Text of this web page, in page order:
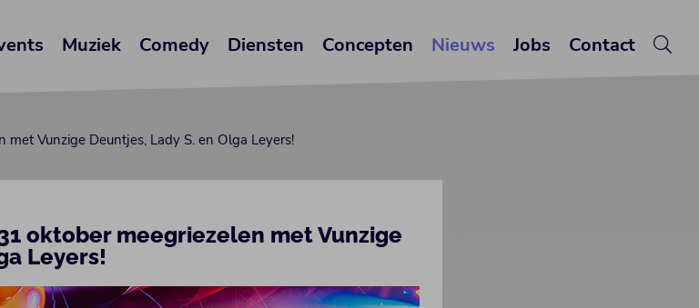
Muziek Comedy Diensten Concepten Nieuws Jobs Contact
Vunzige Deuntjes, Lady S. en Olga Leyers!
oktober meegriezelen met Vunzige
Leyers!